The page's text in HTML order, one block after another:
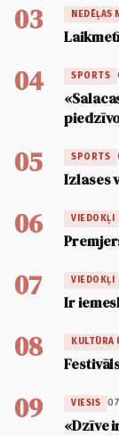
03 NEDĒĻAS
04 SPORTS
05 SPORTS
Izlases
06 VIEDOKĻI
07 VIEDOKĻI
Ir
08 KULTŪRA
09 VIESIS
«Dzīve